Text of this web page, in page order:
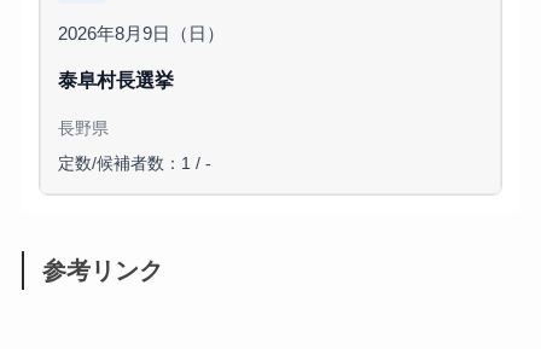
2026年8月9日（日）
泰阜村長選挙
長野県
定数/候補者数：1 / -
参考リンク